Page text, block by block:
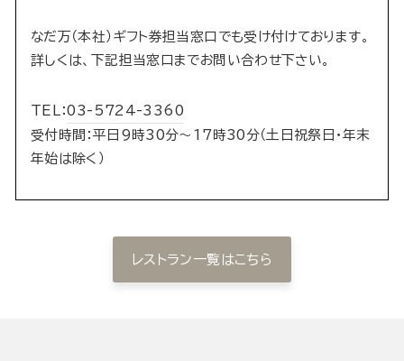
なだ万（本社）ギフト券担当窓口でも受け付けております。
詳しくは、下記担当窓口までお問い合わせ下さい。
TEL：03-5724-3360
受付時間：平日9時30分〜17時30分（土日祝祭日・年末
年始は除く）
レストラン一覧はこちら